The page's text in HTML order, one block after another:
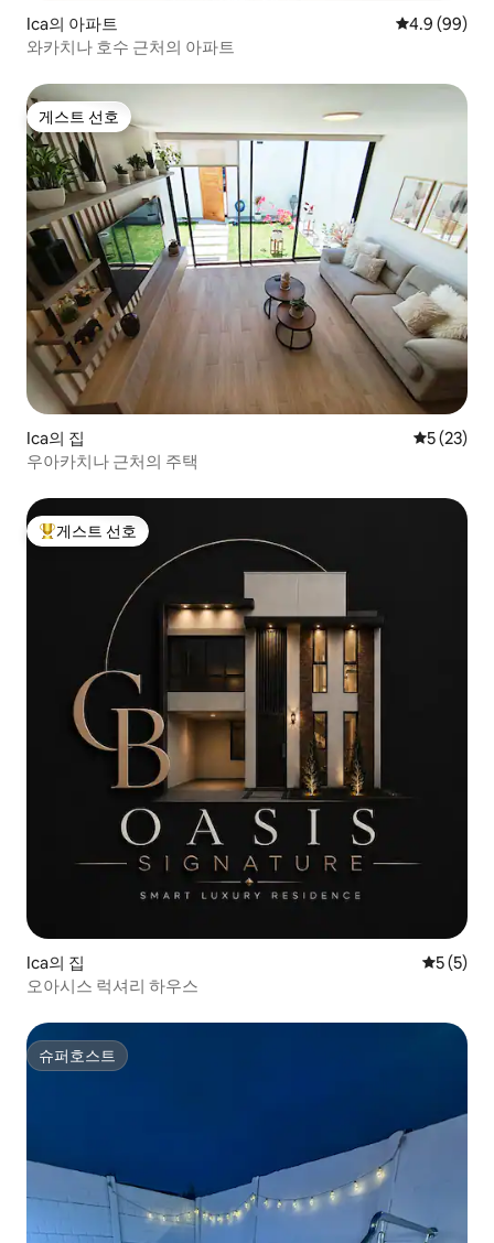
Ica의 아파트 평점 4.9점(5
4.9 (99)
와카치나 호수 근처의 아파트
게스트 선호
게스트 선호
Ica의 집 평점 5점
5 (23)
우아카치나 근처의 주택
상위 게스트 선호
게스트 선호
Ica의 집 평점 5점
5 (5)
오아시스 럭셔리 하우스
슈퍼호스트
슈퍼호스트